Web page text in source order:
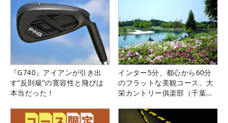
『G740』アイアンが引き出
す“反則級”の寛容性と飛びは
本当だった！
インター5分、都心から60分
のフラットな美観コース。大
栄カントリー俱楽部（千葉